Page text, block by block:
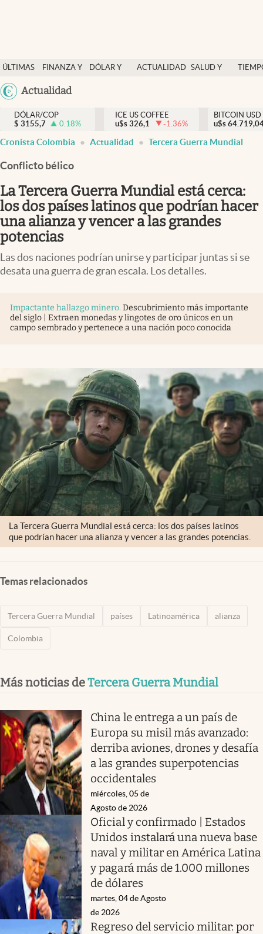
ÚLTIMAS
NOTICIAS
FINANZA Y
DÓLAR Y
ACTUALIDAD SALUD Y
México
USA
Actualidad
Salud y nutrición
Vida espiritual
Actualidad
Colombia
DÓLAR/COP
$ 3155,7 0.18%
ICE US COFFEE
u$s 326,1 -1.36%
BITCOIN USD
u$s
Cronista Colombia Actualidad Tercera Guerra Mundial
Conflicto bélico
La Tercera Guerra Mundial está cerca:
los dos países latinos que podrían hacer
una alianza y vencer a las grandes
potencias
Las dos naciones podrían unirse y participar juntas si se
desata una guerra de gran escala. Los detalles.
Impactante hallazgo minero. Descubrimiento más importante
del siglo | Extraen monedas y lingotes de oro únicos en un
campo sembrado y pertenece a una nación poco conocida
La Tercera Guerra Mundial está cerca: los dos países latinos
que podrían hacer una alianza y vencer a las grandes potencias.
Temas relacionados
Tercera Guerra Mundial países Latinoamérica alianza
Colombia
Más noticias deTercera Guerra Mundial
China le entrega a un país de
Europa su misil más avanzado:
derriba aviones, drones y desafía
a las grandes superpotencias
occidentales
miércoles, 05 de
Agosto de 2026
Oficial y confirmado | Estados
Unidos instalará una nueva base
naval y militar en América Latina
y pagará más de 1.000 millones
de dólares
martes, 04 de Agosto
de 2026
Regreso del servicio militar: por